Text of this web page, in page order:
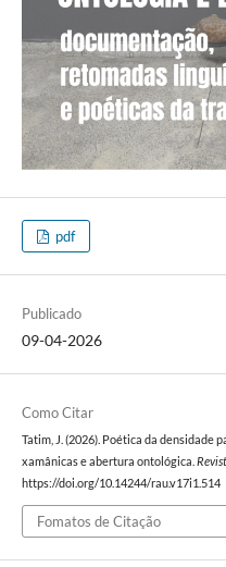
pdf
Publicado
09-04-2026
Como Citar
Tatim, J. (2026). Poética da densidade
xamânicas e abertura ontológica.
https://doi.org/10.14244/rau.v17i1.514
Fomatos de Citação